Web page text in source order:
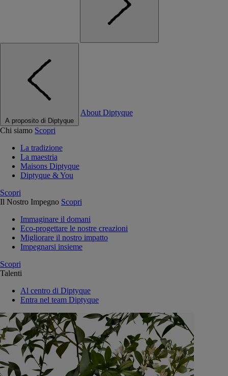
A proposito di Diptyque
About Diptyque
Chi siamo Scopri
La tradizione
La maestria
Maisons Diptyque
Diptyque & You
Scopri
Il Nostro Impegno Scopri
Immaginare il domani
Eco-progettare le nostre creazioni
Migliorare il nostro impatto
Impegnarsi insieme
Scopri
Talenti
Al centro di Diptyque
Entra nel team Diptyque